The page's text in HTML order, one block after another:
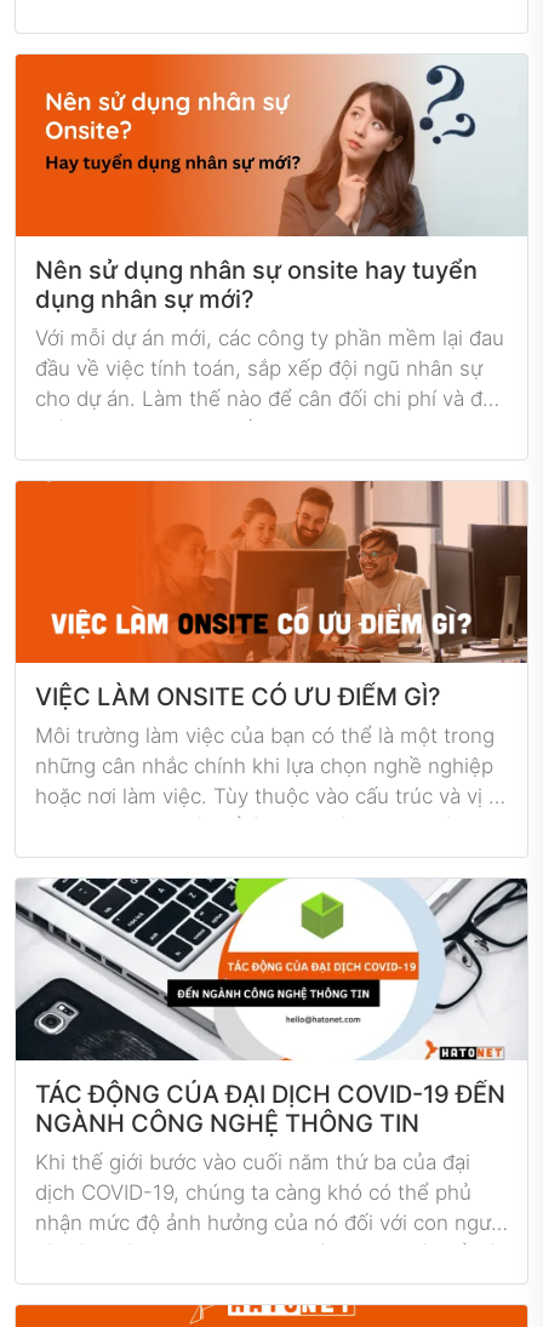
quốc gia, việc tuyển dụng nhân sự IT chuyên
nghiệp và quản lý họ từ xa đôi khi gặp khó khăn.
Vì vậy, việc thuê nhân sự IT Onsite đang trở
thành một giải pháp phổ biến cho những doanh
nghiệp muốn tối ưu hóa hiệu quả làm việc của
Nên sử dụng nhân sự onsite hay tuyển
dụng nhân sự mới?
Với mỗi dự án mới, các công ty phần mềm lại đau
đầu về việc tính toán, sắp xếp đội ngũ nhân sự
cho dự án. Làm thế nào để cân đối chi phí và đạt
VIỆC LÀM ONSITE CÓ ƯU ĐIỂM GÌ?
Môi trường làm việc của bạn có thể là một trong
những cân nhắc chính khi lựa chọn nghề nghiệp
hoặc nơi làm việc. Tùy thuộc vào cấu trúc và vị trí
địa điểm thực do công ty điều hành. Hiểu môi
trường làm việc của bạn ảnh hưởng đến năng
suất của bạn như thế nào có thể giúp bạn chọn
một tùy chọn phù hợp có lợi cho cả bạn và chủ
nhân của bạn. Trong bài viết này, chúng tôi giải
thích làm việc tại chỗ là gì, phác thảo những ưu
và nhược điểm của làm việc tại văn phòng.
TÁC ĐỘNG CỦA ĐẠI DỊCH COVID-19 ĐẾN
NGÀNH CÔNG NGHỆ THÔNG TIN
Khi thế giới bước vào cuối năm thứ ba của đại
dịch COVID-19, chúng ta càng khó có thể phủ
nhận mức độ ảnh hưởng của nó đối với con người
cách mọi người tương tác hoặc tiến hành kinh
doanh, sẽ rất khó để quay trở lại như trước đại